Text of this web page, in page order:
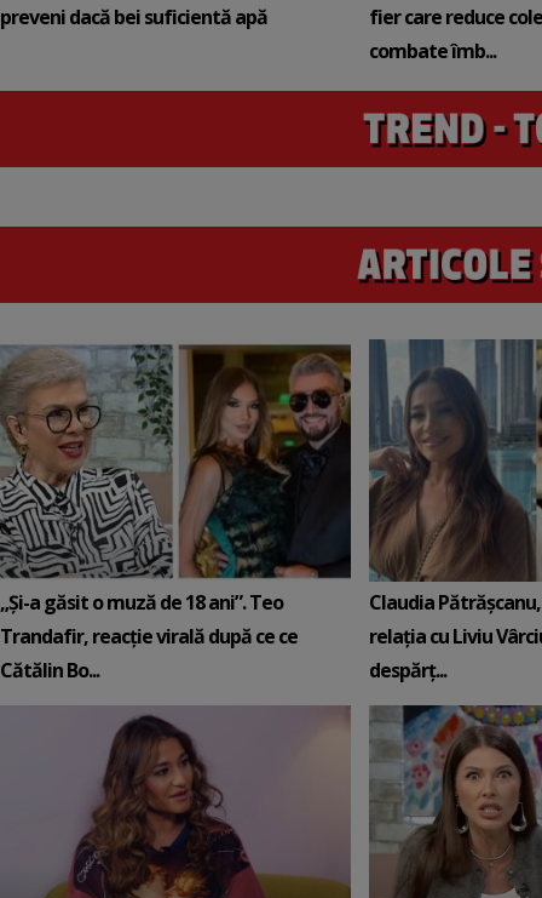
preveni dacă bei suficientă apă
fier care reduce
combate îmb...
„Și-a găsit o muză de 18 ani”. Teo
Trandafir, reacție virală după ce ce
Cătălin Bo...
Claudia
relația cu Liviu
despărț...